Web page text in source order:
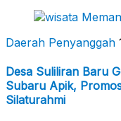
Daerah Penyanggah
Desa Suliliran Baru
Subaru Apik,
Silaturahmi